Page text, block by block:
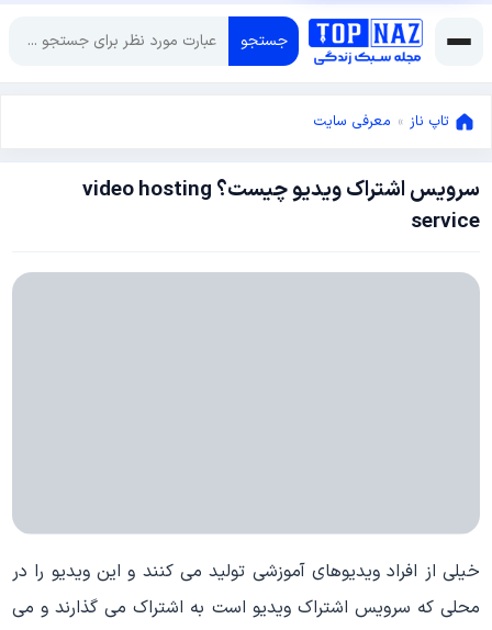
جستجو
تاپ ناز » معرفی سایت
سرویس اشتراک ویدیو چیست؟ video hosting
service
ژانویه
خیلی از افراد ویدیوهای آموزشی تولید می کنند و این ویدیو را در
محلی که سرویس اشتراک ویدیو است به اشتراک می گذارند و می